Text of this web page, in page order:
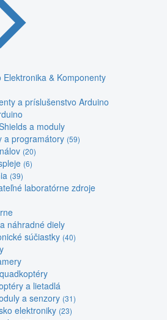
& Komponenty
a príslušenstvo Arduino
a moduly
a programátory (59)
(20)
(6)
(39)
laboratórne zdroje
náhradné diely
súčiastky (40)
a lietadlá
a senzory (31)
elektroniky (23)